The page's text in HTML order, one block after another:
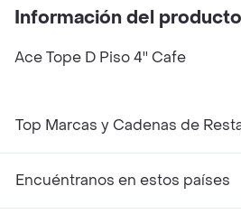
Información del producto
Ace Tope D Piso 4'' Cafe
Top Marcas y Cadenas de
Encuéntranos en estos países